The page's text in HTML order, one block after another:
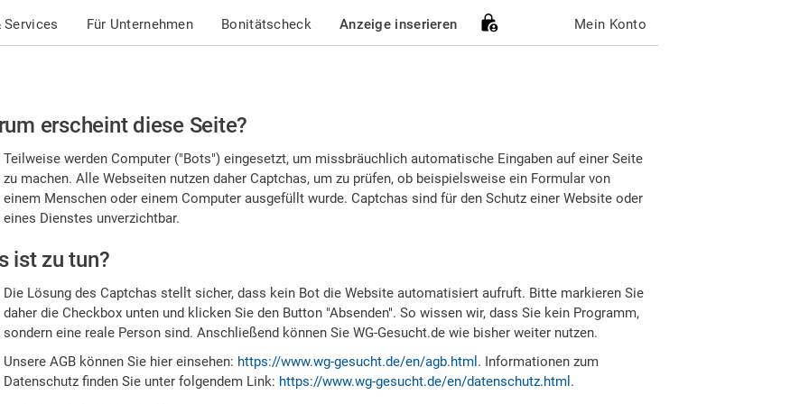
Services Für Unternehmen Bonitätscheck Anzeige inserieren Mein Konto
erscheint diese Seite?
Teilweise werden Computer ("Bots") eingesetzt, um missbräuchlich automatische Eingaben auf einer Seite
zu machen. Alle Webseiten nutzen daher Captchas, um zu prüfen, ob beispielsweise ein Formular von
einem Menschen oder einem Computer ausgefüllt wurde. Captchas sind für den Schutz einer Website oder
eines Dienstes unverzichtbar.
ist zu tun?
Die Lösung des Captchas stellt sicher, dass kein Bot die Website automatisiert aufruft. Bitte markieren Sie
daher die Checkbox unten und klicken Sie den Button "Absenden". So wissen wir, dass Sie kein Programm,
sondern eine reale Person sind. Anschließend können Sie WG-Gesucht.de wie bisher weiter nutzen.
Unsere AGB können Sie hier einsehen: https://www.wg-gesucht.de/en/agb.html . Informationen zum
Datenschutz finden Sie unter folgendem Link: https://www.wg-gesucht.de/en/datenschutz.html .